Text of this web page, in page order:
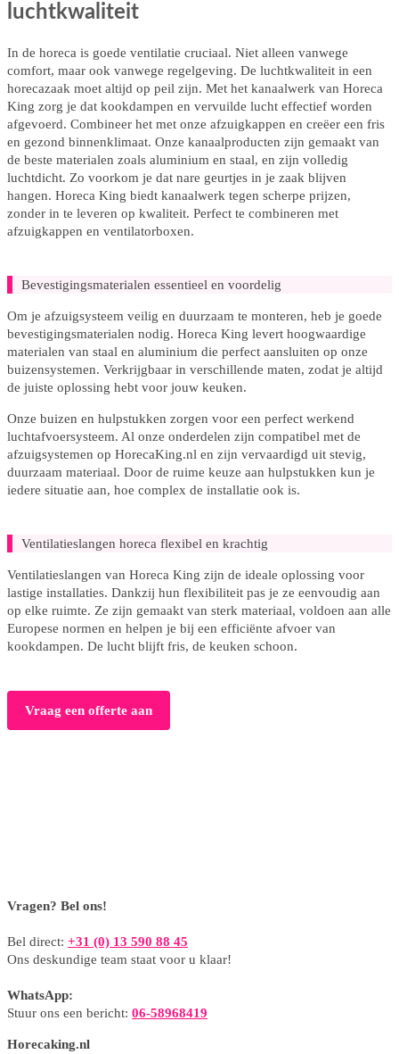
luchtkwaliteit
In de horeca is goede ventilatie cruciaal. Niet alleen vanwege
comfort, maar ook vanwege regelgeving. De luchtkwaliteit in een
horecazaak moet altijd op peil zijn. Met het kanaalwerk van Horeca
King zorg je dat kookdampen en vervuilde lucht effectief worden
afgevoerd. Combineer het met onze afzuigkappen en creëer een fris
en gezond binnenklimaat. Onze kanaalproducten zijn gemaakt van
de beste materialen zoals aluminium en staal, en zijn volledig
luchtdicht. Zo voorkom je dat nare geurtjes in je zaak blijven
hangen. Horeca King biedt kanaalwerk tegen scherpe prijzen,
zonder in te leveren op kwaliteit. Perfect te combineren met
afzuigkappen en ventilatorboxen.
Bevestigingsmaterialen essentieel en voordelig
Om je afzuigsysteem veilig en duurzaam te monteren, heb je goede
bevestigingsmaterialen nodig. Horeca King levert hoogwaardige
materialen van staal en aluminium die perfect aansluiten op onze
buizensystemen. Verkrijgbaar in verschillende maten, zodat je altijd
de juiste oplossing hebt voor jouw keuken.
Onze buizen en hulpstukken zorgen voor een perfect werkend
luchtafvoersysteem. Al onze onderdelen zijn compatibel met de
afzuigsystemen op HorecaKing.nl en zijn vervaardigd uit stevig,
duurzaam materiaal. Door de ruime keuze aan hulpstukken kun je
iedere situatie aan, hoe complex de installatie ook is.
Ventilatieslangen horeca flexibel en krachtig
Ventilatieslangen van Horeca King zijn de ideale oplossing voor
lastige installaties. Dankzij hun flexibiliteit pas je ze eenvoudig aan
op elke ruimte. Ze zijn gemaakt van sterk materiaal, voldoen aan alle
Europese normen en helpen je bij een efficiënte afvoer van
kookdampen. De lucht blijft fris, de keuken schoon.
Vraag een offerte aan
Vragen? Bel ons!
Bel direct: +31 (0) 13 590 88 45
Ons deskundige team staat voor u klaar!
WhatsApp:
Stuur ons een bericht: 06-58968419
Horecaking.nl